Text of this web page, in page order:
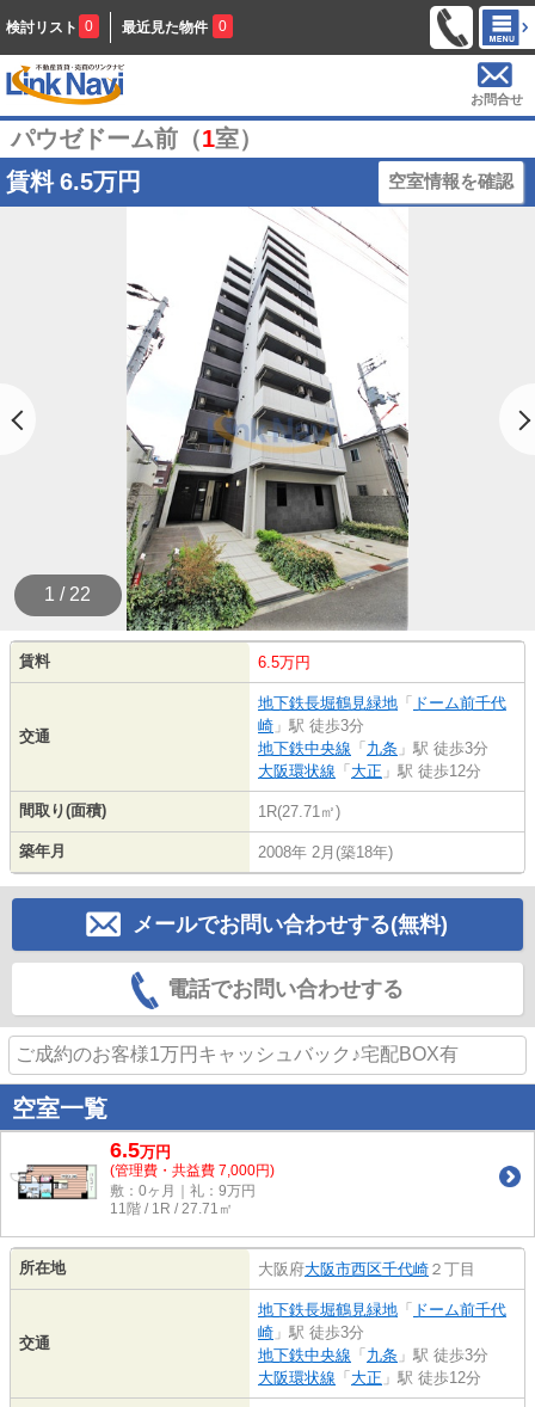
検討リスト 0 最近見た物件 0
お問合せ
パウゼドーム前（1室）
賃料 6.5万円 空室情報を確認
1 / 22
賃料 6.5万円
交通
地下鉄長堀鶴見緑地 「 ドーム前千代
崎 」駅 徒歩3分
地下鉄中央線 「 九条 」駅 徒歩3分
大阪環状線 「 大正 」駅 徒歩12分
間取り(面積) 1R(27.71㎡)
築年月 2008年 2月(築18年)
メールでお問い合わせする(無料)
電話でお問い合わせする
ご成約のお客様1万円キャッシュバック♪宅配BOX有
空室一覧
6.5万円
(管理費・共益費 7,000円)
敷：0ヶ月｜礼：9万円
11階 / 1R / 27.71㎡
所在地 大阪府大阪市西区千代崎 ２丁目
交通
地下鉄長堀鶴見緑地 「 ドーム前千代
崎 」駅 徒歩3分
地下鉄中央線 「 九条 」駅 徒歩3分
大阪環状線 「 大正 」駅 徒歩12分